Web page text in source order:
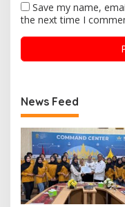
Save my name,
the next time I
News Feed